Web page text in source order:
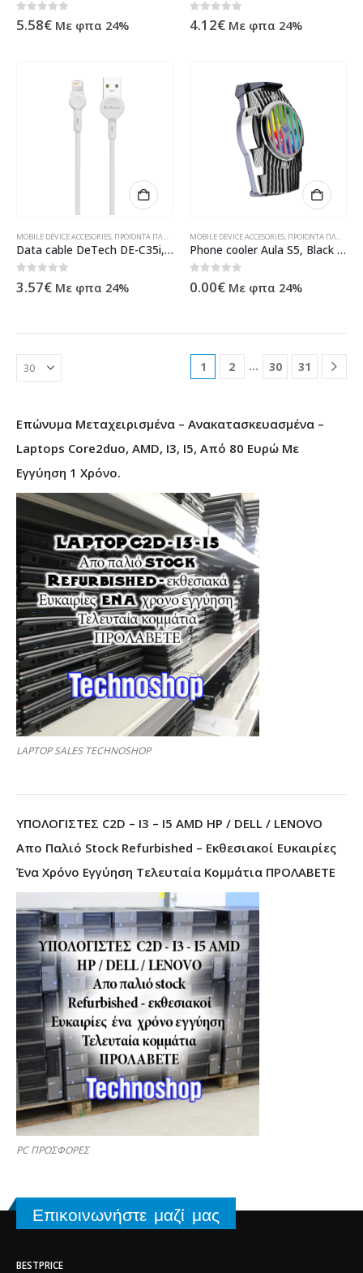
0out of 5
5.58€ Με φπα 24% 0out of 5
4.12€ Με φπα 24%
MOBILE DEVICE ACCESORIES ΠΡΟΪΌΝΤΑ ΠΛΗΡΟΦΟΡΙΚΉΣ - ΚΙΝΗΤΉΣ ΤΗΛΕΦΩΝΊΑΣ - ΗΛΕΚΤΡΟΝΙΚΆ
Data cable DeTech DE-C35i, Lightning, 1.0m, White – 40189
0 out of 5
3.57€ Με φπα 24%
MOBILE DEVICE ACCESORIES ΠΡΟΪΌΝΤΑ ΠΛΗΡΟΦΟΡΙΚΉΣ - ΚΙΝΗΤΉΣ ΤΗΛΕΦΩΝΊΑΣ - ΗΛΕΚΤΡΟΝΙΚΆ
Phone cooler Aula S5, Black – 13028
0 out of 5
0.00€ Με φπα 24%
1 2 … 30 31
Επώνυμα Μεταχειρισμένα – Ανακατασκευασμένα –
Laptops Core2duo, AMD, I3, I5, Από 80 Ευρώ Με
Εγγύηση 1 Χρόνο.
LAPTOP SALES TECHNOSHOP
ΥΠΟΛΟΓΙΣΤΕΣ C2D – I3 – I5 AMD HP / DELL / LENOVO
Απο Παλιό Stock Refurbished – Εκθεσιακοί Ευκαιρίες
Ένα Χρόνο Εγγύηση Τελευταία Κομμάτια ΠΡΟΛΑΒΕΤΕ
PC ΠΡΟΣΦΟΡΕΣ
Επικοινωνήστε μαζί μας
BESTPRICE